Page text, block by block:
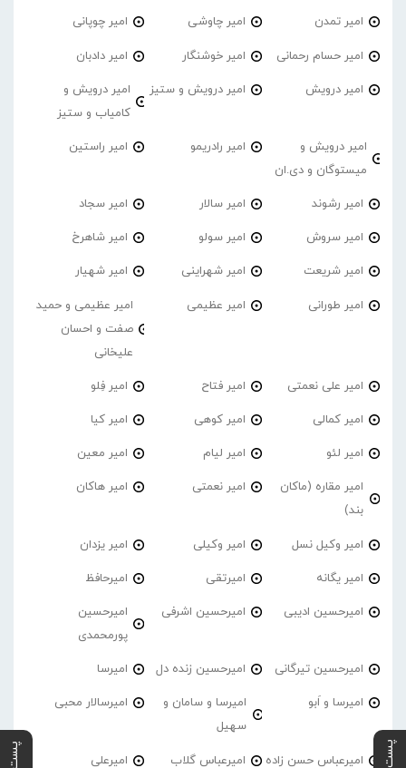
امیر تمدن امیر چاوشی امیر چوپانی
امیر حسام رحمانی امیر خوشنگار امیر دادبان
امیر درویش امیر درویش و ستیز
امیر درویش و
کامیاب و ستیز
امیر درویش و
میستوگان و دی.ان
امیر رادریمو امیر راستین
امیر رشوند امیر سالار امیر سجاد
امیر سروش امیر سولو امیر شاهرخ
امیر شریعت امیر شهراینی امیر شهیار
امیر طورانی امیر عظیمی
امیر عظیمی و حمید
صفت و احسان
علیخانی
امیر علی نعمتی امیر فتاح امیر فِلو
امیر کمالی امیر کوهی امیر کیا
امیر لئو امیر لیام امیر معین
امیر مقاره (ماکان
بند)
امیر نعمتی امیر هاکان
امیر وکیل نسل امیر وکیلی امیر یزدان
امیر یگانه امیرتقی امیرحافظ
امیرحسین ادیبی امیرحسین اشرفی
امیرحسین
پورمحمدی
امیرحسین تیرگانی امیرحسین زنده دل امیرسا
امیرسا و اَبو
امیرسا و سامان و
سهیل
امیرسالار محبی
امیرعباس حسن زاده امیرعباس گلاب امیرعلی